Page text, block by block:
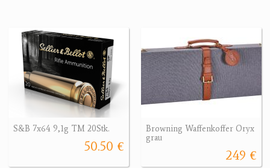
S&B 7x64 9,1g TM 20Stk.
50.50 €
Browning Waffenkoffer Oryx
grau
249 €